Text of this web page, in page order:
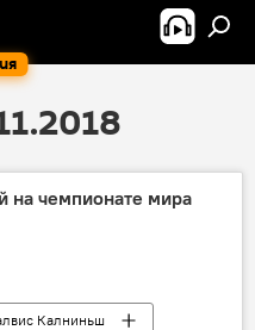
на чемпионате мира
Калниньш